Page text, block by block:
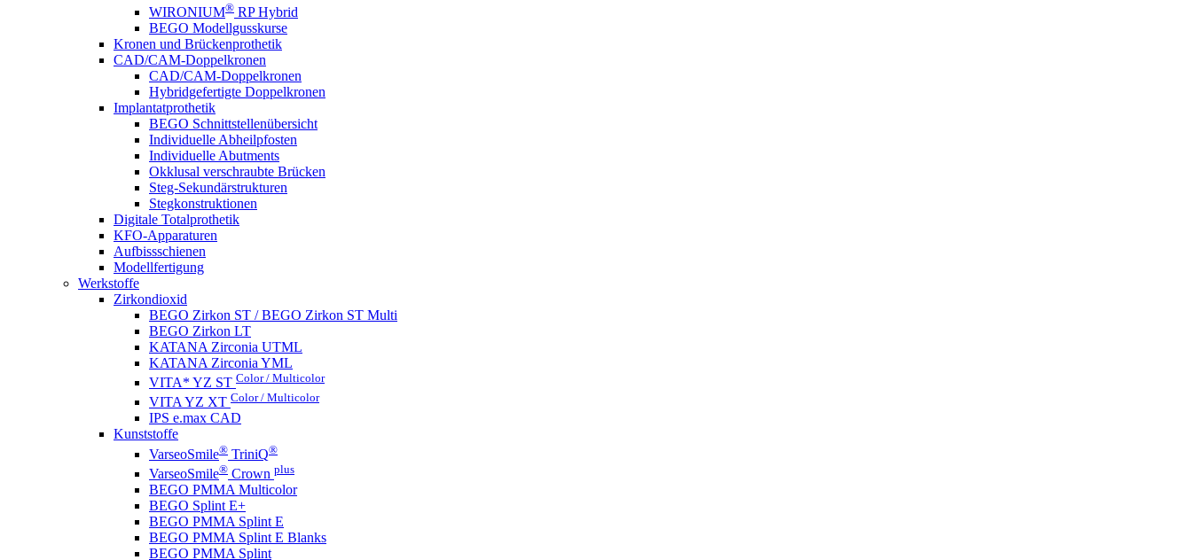
WIRONIUM® RP Hybrid
BEGO Modellgusskurse
Kronen und Brückenprothetik
CAD/CAM-Doppelkronen
CAD/CAM-Doppelkronen
Hybridgefertigte Doppelkronen
Implantatprothetik
BEGO Schnittstellenübersicht
Individuelle Abheilpfosten
Individuelle Abutments
Okklusal verschraubte Brücken
Steg-Sekundärstrukturen
Stegkonstruktionen
Digitale Totalprothetik
KFO-Apparaturen
Aufbissschienen
Modellfertigung
Werkstoffe
Zirkondioxid
BEGO Zirkon ST / BEGO Zirkon ST Multi
BEGO Zirkon LT
KATANA Zirconia UTML
KATANA Zirconia YML
VITA* YZ ST Color / Multicolor
VITA YZ XT Color / Multicolor
IPS e.max CAD
Kunststoffe
VarseoSmile® TriniQ®
VarseoSmile® Crown plus
BEGO PMMA Multicolor
BEGO Splint E+
BEGO PMMA Splint E
BEGO PMMA Splint E Blanks
BEGO PMMA Splint